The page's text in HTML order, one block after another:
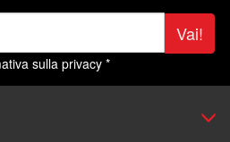
Vai!
sulla privacy *